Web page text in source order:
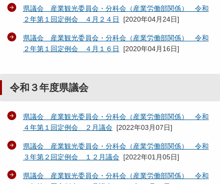
県議会 産業観光委員会・分科会（産業労働部関係） 令和
２年第１回定例会 ４月２４日
[2020年04月24日]
県議会 産業観光委員会・分科会（産業労働部関係） 令和
２年第１回定例会 ４月１６日
[2020年04月16日]
令和３年度県議会
県議会 産業観光委員会・分科会（産業労働部関係） 令和
４年第１回定例会 ２月議会 [2022年03月07日]
県議会 産業観光委員会・分科会（産業労働部関係） 令和
３年第２回定例会 １２月議会 [2022年01月05日]
県議会 産業観光委員会・分科会（産業労働部関係） 令和